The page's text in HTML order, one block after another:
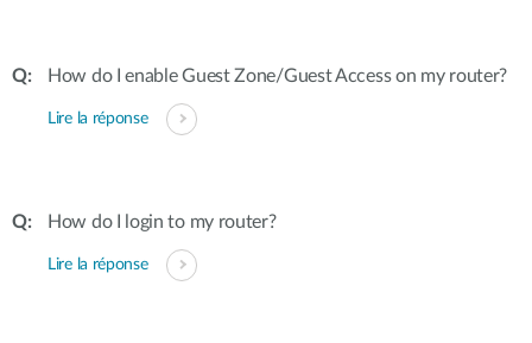
How do I enable Guest Zone/Guest Access on my router?
Lire la réponse
How do I login to my router?
Lire la réponse